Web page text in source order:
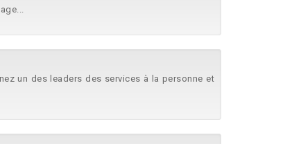
un des leaders des services à la personne et